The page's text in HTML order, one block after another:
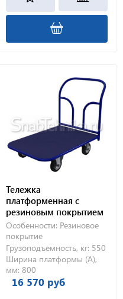
Тележка
платформенная с
резиновым покрытием
ТПР 6 (800х1200) 200-Ч
Особенности: Резиновое
покрытие
Грузоподъемность, кг: 550
Ширина платформы (А),
мм: 800
16 570 руб